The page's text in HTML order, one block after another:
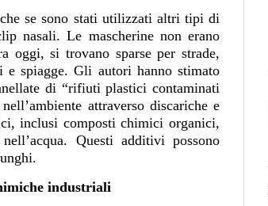
se sono stati utilizzati altri tipi di
nasali. Le mascherine non erano
oggi, si trovano sparse per strade,
e spiagge. Gli autori hanno stimato
di “rifiuti plastici contaminati
attraverso discariche e
inclusi composti chimici organici,
Questi additivi possono
industriali